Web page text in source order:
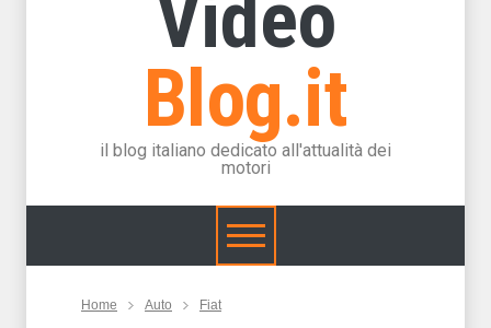
Video
Blog.it
il blog italiano dedicato all'attualità dei
motori
Home Auto Fiat